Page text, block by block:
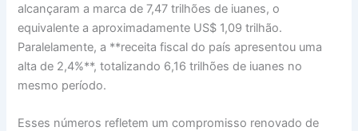
alcançaram a marca de 7,47 trilhões de iuanes, o
equivalente a aproximadamente US$ 1,09 trilhão.
Paralelamente, a **receita fiscal do país apresentou uma
alta de 2,4%**, totalizando 6,16 trilhões de iuanes no
mesmo período.
Esses números refletem um compromisso renovado de